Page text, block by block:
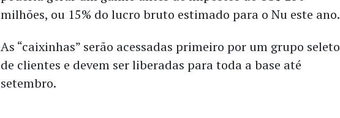
milhões, ou 15% do lucro bruto estimado para o Nu este ano.
As “caixinhas” serão acessadas primeiro por um grupo seleto
de clientes e devem ser liberadas para toda a base até
setembro.